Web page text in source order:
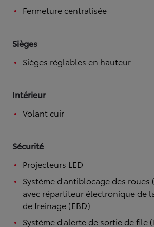
Fermeture centralisée
Sièges
Sièges réglables en hauteur
Intérieur
Volant cuir
Sécurité
Projecteurs LED
Système d'antiblocage des roues
avec répartiteur électronique de
de freinage (EBD)
Système d'alerte de sortie de file